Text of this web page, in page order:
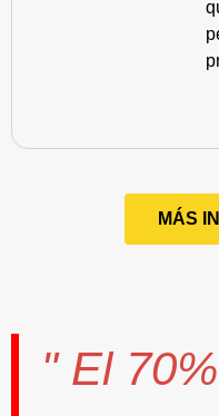
MÁS
" El 70%